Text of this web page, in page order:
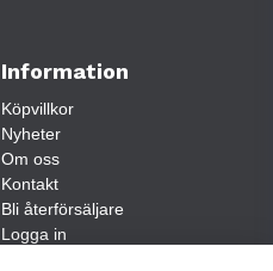
Information
Köpvillkor
Nyheter
Om oss
Kontakt
Bli återförsäljare
Logga in